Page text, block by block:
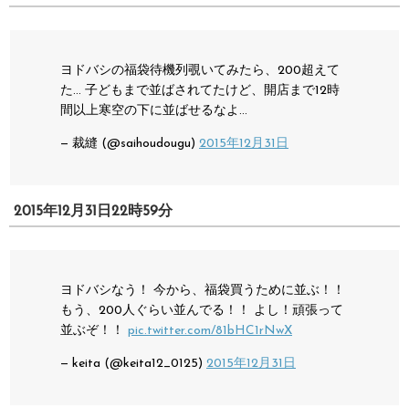
ヨドバシの福袋待機列覗いてみたら、200超えて
た… 子どもまで並ばされてたけど、開店まで12時
間以上寒空の下に並ばせるなよ…
— 裁縫 (@saihoudougu) 2015年12月31日
2015年12月31日22時59分
ヨドバシなう！
今から、福袋買うために並ぶ！！
もう、200人ぐらい並んでる！！
よし！頑張って
並ぶぞ！！ pic.twitter.com/81bHC1rNwX
— keita (@keita12_0125) 2015年12月31日